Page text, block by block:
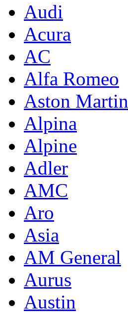
Audi
Acura
AC
Alfa Romeo
Aston Martin
Alpina
Alpine
Adler
AMC
Aro
Asia
AM General
Aurus
Austin